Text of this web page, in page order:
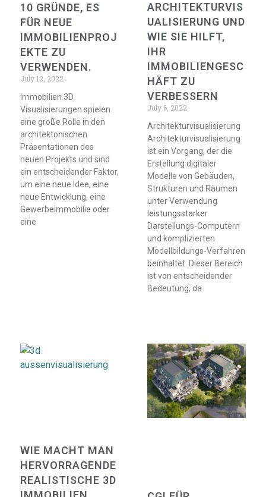
10 GRÜNDE, ES
FÜR NEUE
IMMOBILIENPROJ
EKTE ZU
VERWENDEN.
July 12, 2022
Immobilien 3D
Visualisierungen spielen
eine große Rolle in den
architektonischen
Präsentationen des
neuen Projekts und sind
ein entscheidender Faktor,
um eine neue Idee, eine
neue Entwicklung, eine
Gewerbeimmobilie oder
eine
ARCHITEKTURVIS
UALISIERUNG UND
WIE SIE HILFT,
IHR
IMMOBILIENGESC
HÄFT ZU
VERBESSERN
July 6, 2022
Architekturvisualisierung
Architekturvisualisierung
ist ein Vorgang, der die
Erstellung digitaler
Modelle von Gebäuden,
Strukturen und Räumen
unter Verwendung
leistungsstarker
Darstellungs-Computern
und komplizierten
Modellbildungs-Verfahren
beinhaltet. Dieser Bereich
ist von entscheidender
Bedeutung, da
WIE MACHT MAN
HERVORRAGENDE
REALISTISCHE 3D